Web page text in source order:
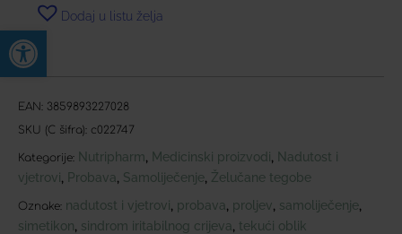
Open toolbar
Dodaj u listu želja
EAN: 3859893227028
SKU (C šifra): c022747
Kategorije: Nutripharm Medicinski proizvodi Nadutost i
vjetrovi Probava Samoliječenje Želučane tegobe
Oznake: nadutost i vjetrovi probava proljev samoliječenje
simetikon sindrom iritabilnog crijeva tekući oblik